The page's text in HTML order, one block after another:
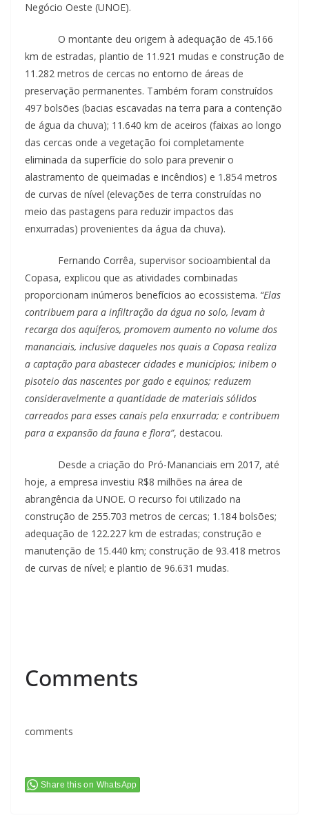
Negócio Oeste (UNOE).
O montante deu origem à adequação de 45.166
km de estradas, plantio de 11.921 mudas e construção de
11.282 metros de cercas no entorno de áreas de
preservação permanentes. Também foram construídos
497 bolsões (bacias escavadas na terra para a contenção
de água da chuva); 11.640 km de aceiros (faixas ao longo
das cercas onde a vegetação foi completamente
eliminada da superfície do solo para prevenir o
alastramento de queimadas e incêndios) e 1.854 metros
de curvas de nível (elevações de terra construídas no
meio das pastagens para reduzir impactos das
enxurradas) provenientes da água da chuva).
Fernando Corrêa, supervisor socioambiental da
Copasa, explicou que as atividades combinadas
proporcionam inúmeros benefícios ao ecossistema. “Elas
contribuem para a infiltração da água no solo, levam à
recarga dos aquíferos, promovem aumento no volume dos
mananciais, inclusive daqueles nos quais a Copasa realiza
a captação para abastecer cidades e municípios; inibem o
pisoteio das nascentes por gado e equinos; reduzem
consideravelmente a quantidade de materiais sólidos
carreados para esses canais pela enxurrada; e contribuem
para a expansão da fauna e flora”, destacou.
Desde a criação do Pró-Mananciais em 2017, até
hoje, a empresa investiu R$8 milhões na área de
abrangência da UNOE. O recurso foi utilizado na
construção de 255.703 metros de cercas; 1.184 bolsões;
adequação de 122.227 km de estradas; construção e
manutenção de 15.440 km; construção de 93.418 metros
de curvas de nível; e plantio de 96.631 mudas.
Comments
comments
Share this on WhatsApp